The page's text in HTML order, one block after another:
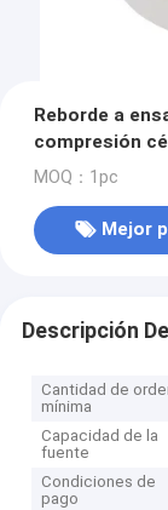
Reborde a
compresión
500 toneladas
MOQ：1pc
Mejor
Descripción
Cantidad de
mínima
Capacidad de la
fuente
Condiciones de
pago